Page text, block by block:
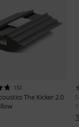
152
The Kicker 2.0